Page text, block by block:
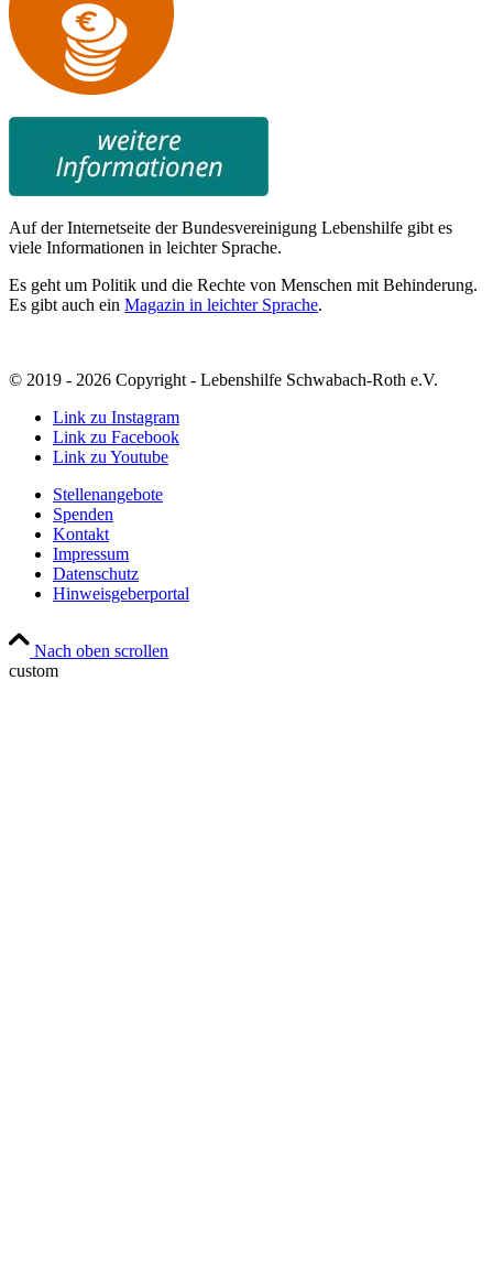
Auf der Internetseite der Bundesvereinigung Lebenshilfe gibt es
viele Informationen in leichter Sprache.
Es geht um Politik und die Rechte von Menschen mit Behinderung.
Es gibt auch ein Magazin in leichter Sprache.
© 2019 - 2026 Copyright - Lebenshilfe Schwabach-Roth e.V.
Link zu Instagram
Link zu Facebook
Link zu Youtube
Stellenangebote
Spenden
Kontakt
Impressum
Datenschutz
Hinweisgeberportal
Nach oben scrollen
custom